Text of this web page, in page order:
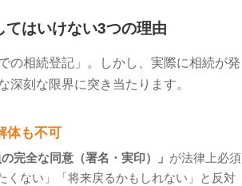
はいけない3つの理由
の相続登記」。しかし、実際に相続が発
刻な限界に突き当たります。
体も不可
の完全な同意（署名・実印）」 が法律上必須
くない」「将来戻るかもしれない」と反対